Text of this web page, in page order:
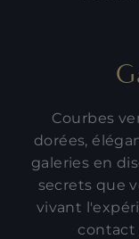
Courbes
dorées,
galeries en
secrets que
vivant
contact